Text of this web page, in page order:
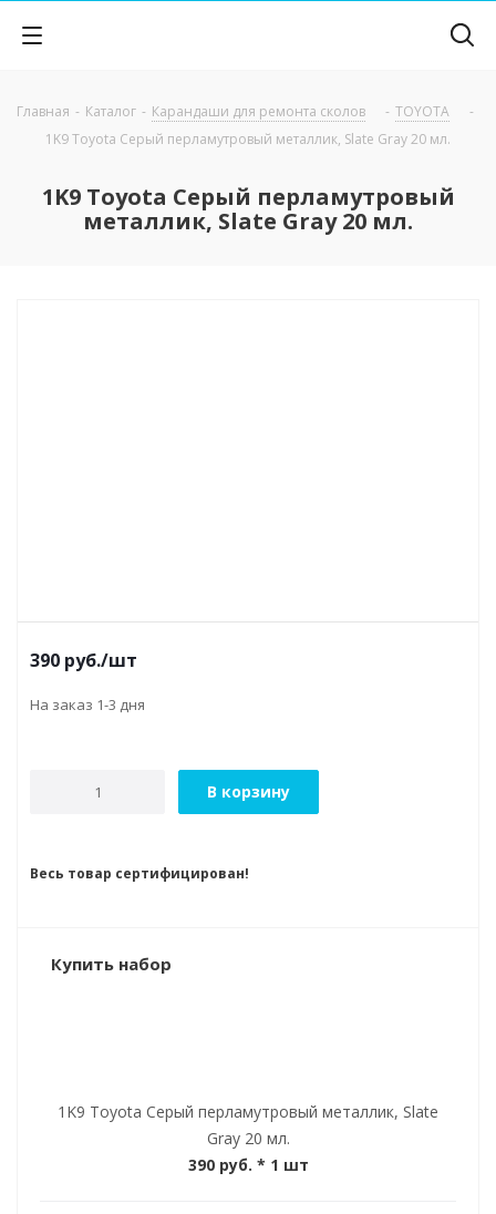
Главная - Каталог - Карандаши для ремонта сколов - TOYOTA
-
1K9 Toyota Серый перламутровый металлик, Slate Gray 20 мл.
1K9 Toyota Серый перламутровый
металлик, Slate Gray 20 мл.
390 руб./шт
На заказ 1-3 дня
В корзину
Весь товар сертифицирован!
Купить набор
1K9 Toyota Серый перламутровый металлик, Slate
Gray 20 мл.
390 руб. * 1 шт